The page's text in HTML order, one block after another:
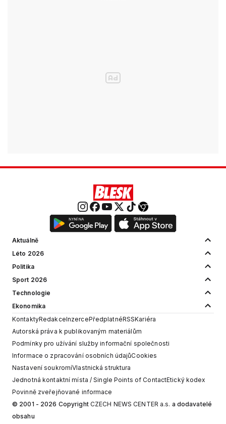
Aktuálně
Léto 2026
Politika
Sport 2026
Technologie
Ekonomika
KontaktyRedakceInzercePředplatnéRSSKariéra
Autorská práva k publikovaným materiálům
Podmínky pro užívání služby informační společnosti
Informace o zpracování osobních údajůCookies
Nastavení soukromíVlastnická struktura
Jednotná kontaktní místa / Single Points of ContactEtický kodex
Povinně zveřejňované informace
© 2001 - 2026 Copyright CZECH NEWS CENTER a.s. a dodavatelé
obsahu